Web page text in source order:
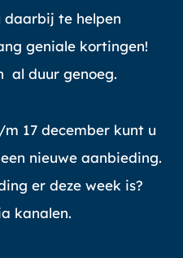
daarbij te helpen
geniale kortingen!
al duur genoeg.
17 december kunt u
nieuwe aanbieding.
er deze week is?
kanalen.